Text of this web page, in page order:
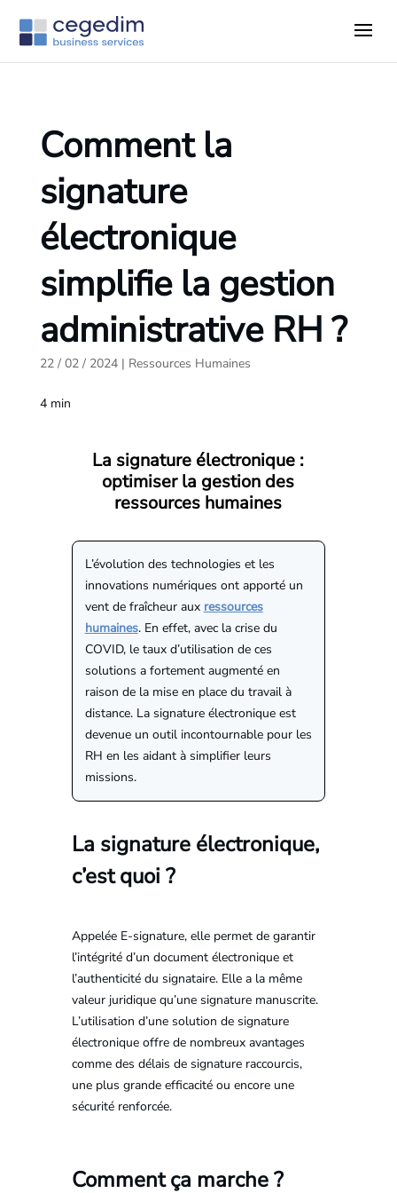
Comment la
signature
électronique
simplifie la gestion
administrative RH ?
22 / 02 / 2024| Ressources Humaines
4 min
​La signature électronique :
optimiser la gestion des
ressources humaines
L’évolution des technologies et les
innovations numériques ont apporté un
vent de fraîcheur aux ressources
humaines. En effet, avec la crise du
COVID, le taux d’utilisation de ces
solutions a fortement augmenté en
raison de la mise en place du travail à
distance. La signature électronique est
devenue un outil incontournable pour les
RH en les aidant à simplifier leurs
missions.
La signature électronique,
c’est quoi ?
Appelée E-signature, elle permet de garantir
l’intégrité d’un document électronique et
l’authenticité du signataire. Elle a la même
valeur juridique qu’une signature manuscrite.
L’utilisation d’une solution de signature
électronique offre de nombreux avantages
comme des délais de signature raccourcis,
une plus grande efficacité ou encore une
sécurité renforcée.
Comment ça marche ?